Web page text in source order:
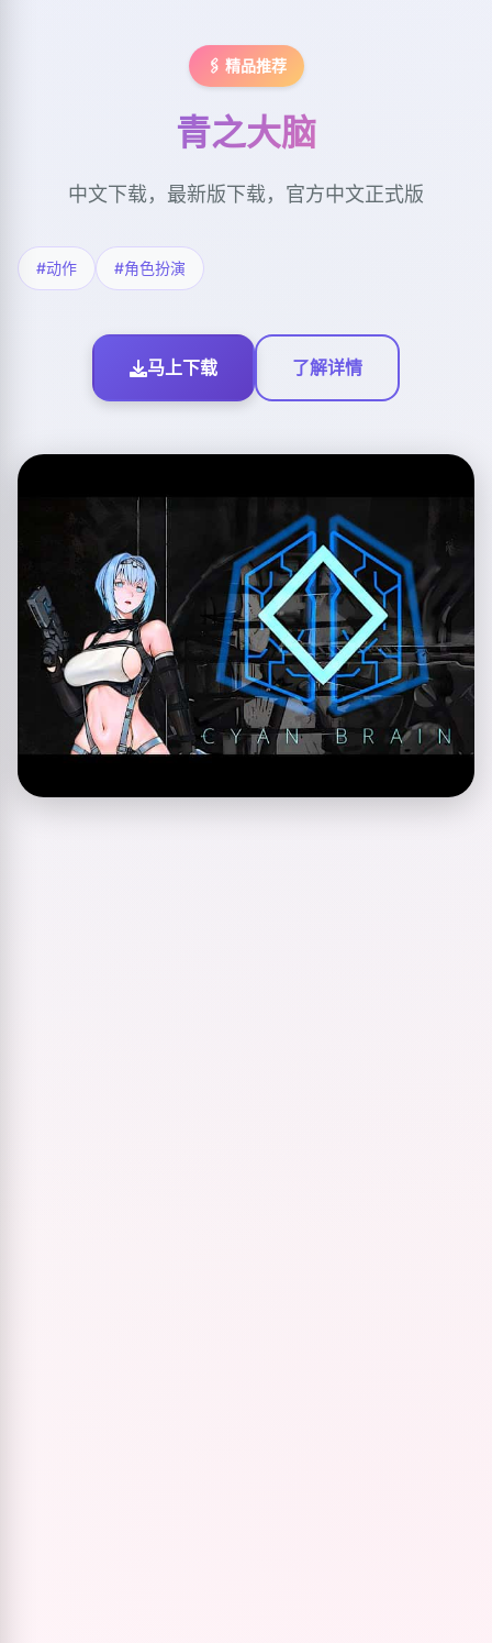
🖇️ 精品推荐
青之大脑
中文下载，最新版下载，官方中文正式版
#动作 #角色扮演
马上下载 了解详情